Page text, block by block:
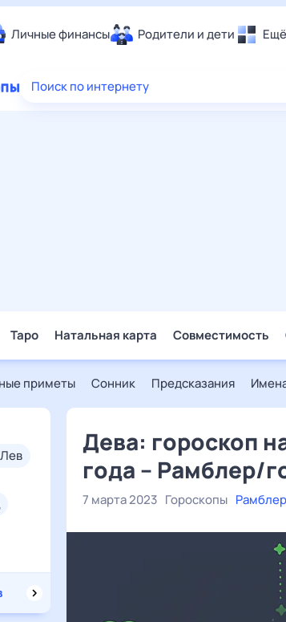
Личные финансы Родители и дети Ещё
Еда
Поиск по интернету
Таро Натальная карта Совместимость
приметы Сонник Предсказания
Лев
Дева: гороскоп
года – Рамблер/
7 марта 2023 Гороскопы